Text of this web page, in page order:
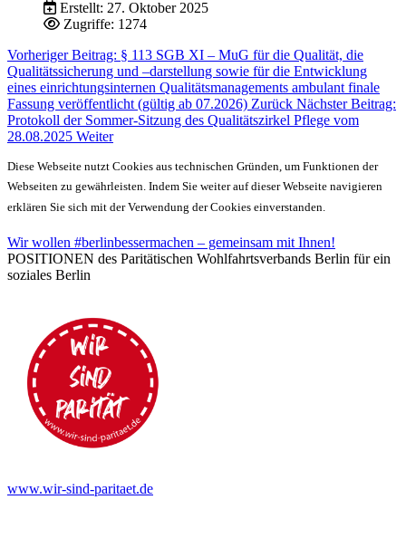
Erstellt: 27. Oktober 2025
Zugriffe: 1274
Vorheriger Beitrag: § 113 SGB XI – MuG für die Qualität, die
Qualitätssicherung und –darstellung sowie für die Entwicklung
eines einrichtungsinternen Qualitätsmanagements ambulant finale
Fassung veröffentlicht (gültig ab 07.2026) Zurück Nächster Beitrag:
Protokoll der Sommer-Sitzung des Qualitätszirkel Pflege vom
28.08.2025 Weiter
Diese Webseite nutzt Cookies aus technischen Gründen, um Funktionen der
Webseiten zu gewährleisten. Indem Sie weiter auf dieser Webseite navigieren
erklären Sie sich mit der Verwendung der Cookies einverstanden.
Wir wollen #berlinbessermachen – gemeinsam mit Ihnen!
POSITIONEN des Paritätischen Wohlfahrtsverbands Berlin für ein
soziales Berlin
www.wir-sind-paritaet.de